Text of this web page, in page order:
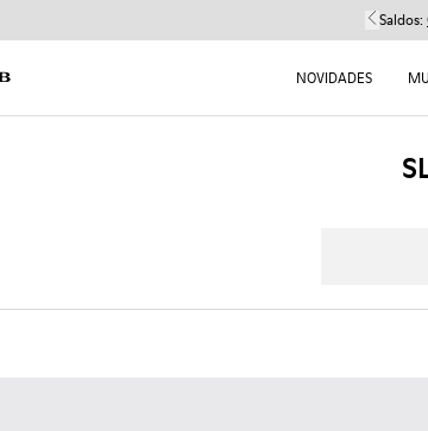
Saldos:
NOVIDADES